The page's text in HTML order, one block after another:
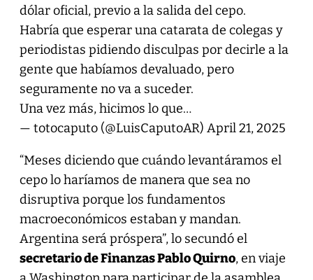
dólar oficial, previo a la salida del cepo.
Habría que esperar una catarata de colegas y
periodistas pidiendo disculpas por decirle a la
gente que habíamos devaluado, pero
seguramente no va a suceder.
Una vez más, hicimos lo que…
— totocaputo (@LuisCaputoAR) April 21, 2025
“Meses diciendo que cuándo levantáramos el
cepo lo haríamos de manera que sea no
disruptiva porque los fundamentos
macroeconómicos estaban y mandan.
Argentina será próspera”, lo secundó el
secretario de Finanzas Pablo Quirno, en viaje